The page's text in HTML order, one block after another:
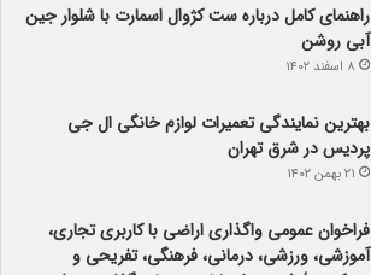
راهنمای کامل درباره ست کژوال اسمارت با شلوار جین
آبی روشن
۸ اسفند ۱۴۰۲
بهترین نمایندگی تعمیرات لوازم خانگی ال جی
پردیس در شرق تهران
۲۱ بهمن ۱۴۰۲
فراخوان عمومی واگذاری اراضی با کاربری تجاری،
آموزشی، ورزشی، درمانی، فرهنگی، تفریحی و